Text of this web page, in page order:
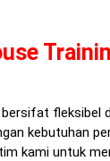
fleksibel
kebutuhan
kami untuk